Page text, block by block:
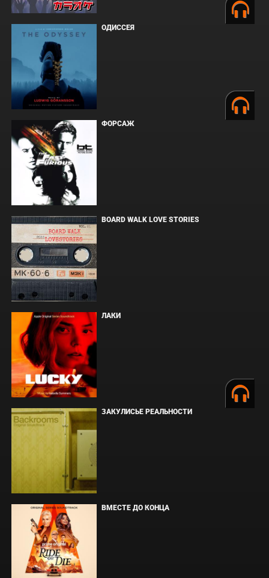
ОДИССЕЯ
ФОРСАЖ
BOARD WALK LOVE STORIES
ЛАКИ
ЗАКУЛИСЬЕ РЕАЛЬНОСТИ
ВМЕСТЕ ДО КОНЦА